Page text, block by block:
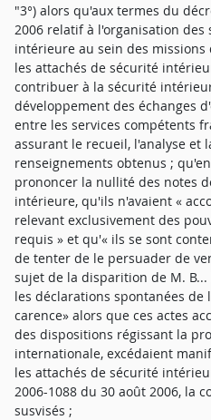
"3°) alors qu'aux termes du
2006 relatif à l'organisation des
intérieure au sein des
les attachés de sécurité
contribuer à la sécurité
développement des échanges
entre les services compétents
assurant le recueil, l'analyse et
renseignements obtenus ;
prononcer la nullité des notes
intérieure, qu'ils n'avaient «
relevant exclusivement des
requis » et qu'« ils se sont
de tenter de le persuader de
sujet de la disparition de M.
les déclarations spontanées
carence» alors que ces actes
des dispositions régissant la
internationale, excédaient
les attachés de sécurité
2006-1088 du 30 août 2006, la
susvisés ;